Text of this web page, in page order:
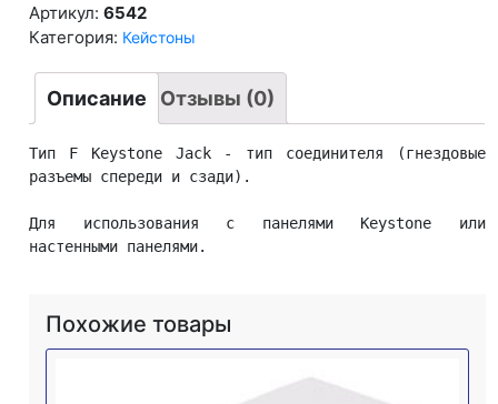
Артикул:6542
Категория: Кейстоны
Описание Отзывы (0)
Тип F Keystone Jack - тип соединителя (гнездовые
разъемы спереди и сзади).
Для использования с панелями Keystone или
настенными панелями.
Похожие товары